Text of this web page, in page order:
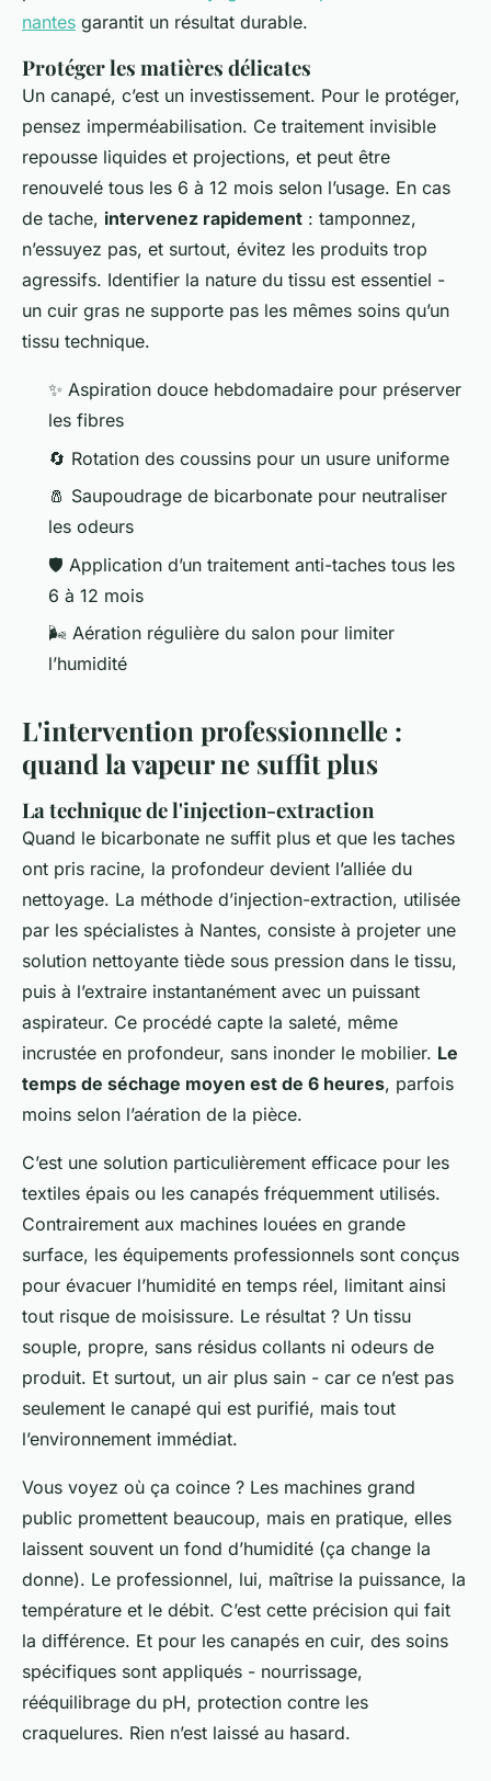
nantes garantit un résultat durable.
Protéger les matières délicates
Un canapé, c’est un investissement. Pour le protéger,
pensez imperméabilisation. Ce traitement invisible
repousse liquides et projections, et peut être
renouvelé tous les 6 à 12 mois selon l’usage. En cas
de tache, intervenez rapidement : tamponnez,
n’essuyez pas, et surtout, évitez les produits trop
agressifs. Identifier la nature du tissu est essentiel -
un cuir gras ne supporte pas les mêmes soins qu’un
tissu technique.
✨ Aspiration douce hebdomadaire pour préserver
les fibres
🔄 Rotation des coussins pour un usure uniforme
🧂 Saupoudrage de bicarbonate pour neutraliser
les odeurs
🛡️ Application d’un traitement anti-taches tous les
6 à 12 mois
🌬️ Aération régulière du salon pour limiter
l’humidité
L'intervention professionnelle :
quand la vapeur ne suffit plus
La technique de l'injection-extraction
Quand le bicarbonate ne suffit plus et que les taches
ont pris racine, la profondeur devient l’alliée du
nettoyage. La méthode d’injection-extraction, utilisée
par les spécialistes à Nantes, consiste à projeter une
solution nettoyante tiède sous pression dans le tissu,
puis à l’extraire instantanément avec un puissant
aspirateur. Ce procédé capte la saleté, même
incrustée en profondeur, sans inonder le mobilier. Le
temps de séchage moyen est de 6 heures, parfois
moins selon l’aération de la pièce.
C’est une solution particulièrement efficace pour les
textiles épais ou les canapés fréquemment utilisés.
Contrairement aux machines louées en grande
surface, les équipements professionnels sont conçus
pour évacuer l’humidité en temps réel, limitant ainsi
tout risque de moisissure. Le résultat ? Un tissu
souple, propre, sans résidus collants ni odeurs de
produit. Et surtout, un air plus sain - car ce n’est pas
seulement le canapé qui est purifié, mais tout
l’environnement immédiat.
Vous voyez où ça coince ? Les machines grand
public promettent beaucoup, mais en pratique, elles
laissent souvent un fond d’humidité (ça change la
donne). Le professionnel, lui, maîtrise la puissance, la
température et le débit. C’est cette précision qui fait
la différence. Et pour les canapés en cuir, des soins
spécifiques sont appliqués - nourrissage,
rééquilibrage du pH, protection contre les
craquelures. Rien n’est laissé au hasard.